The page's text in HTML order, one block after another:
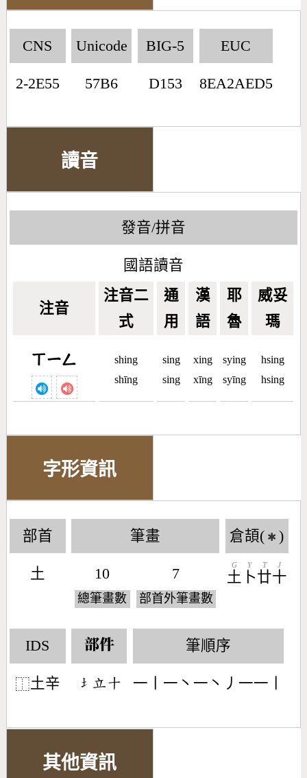
CNS
2-2E55
Unicode
57B6
BIG-5
D153
EUC
8EA2AED5
讀音
發音/拼音
國語讀音
注音
注音二
式
通
用
漢
語
耶
魯
威妥
瑪
ㄒㄧㄥ
shing
shīng
sing
sing
xing
xīng
sying
syīng
hsing
hsing
字形資訊
部首
土
筆畫
10
總筆畫數
7
部首外筆畫數
倉頡( ✱ )
土
G
卜
Y
廿
T
十
J
IDS
⿰土辛
部件
󶁣󶅒󶀓
筆順序
一丨一丶一丶丿一一丨
其他資訊